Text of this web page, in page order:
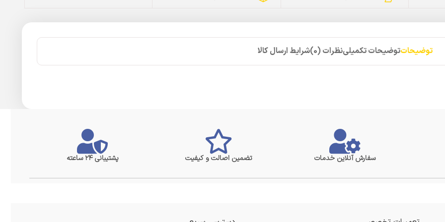
توضیحاتتوضیحات تکمیلینظرات (0) شرایط ارسال کالا
سفارش آنلاین خدمات تضمین اصالت و کیفیت پشتیبانی ۲۴ ساعته